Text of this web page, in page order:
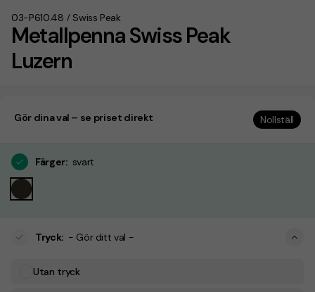
Metallpenna Swiss Peak
Luzern
03-P610.48 / Swiss Peak
Gör dina val – se priset direkt Nollställ
Färger: svart
Tryck: - Gör ditt val -
Utan tryck